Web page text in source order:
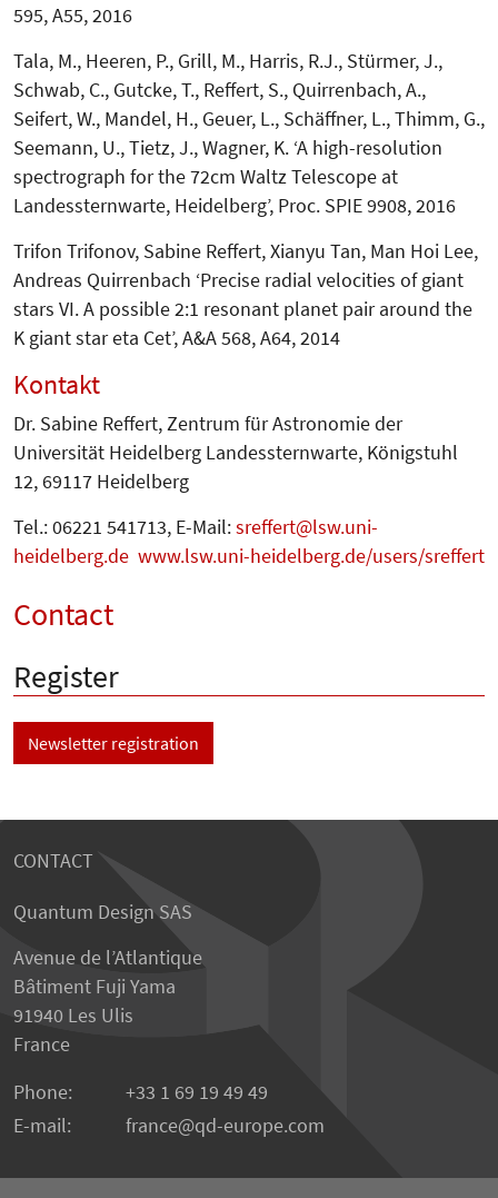
595, A55, 2016
Tala, M., Heeren, P., Grill, M., Harris, R.J., Stürmer, J.,
Schwab, C., Gutcke, T., Reffert, S., Quirrenbach, A.,
Seifert, W., Mandel, H., Geuer, L., Schäffner, L., Thimm, G.,
Seemann, U., Tietz, J., Wagner, K. ‘A high-resolution
spectrograph for the 72cm Waltz Telescope at
Landessternwarte, Heidelberg’, Proc. SPIE 9908, 2016
Trifon Trifonov, Sabine Reffert, Xianyu Tan, Man Hoi Lee,
Andreas Quirrenbach ‘Precise radial velocities of giant
stars VI. A possible 2:1 resonant planet pair around the
K giant star eta Cet’, A&A 568, A64, 2014
Kontakt
Dr. Sabine Reffert, Zentrum für Astro­nomie der
Universität Heidelberg Landessternwarte, Königstuhl
12, 69117 Heidelberg
Tel.: 06221 541713, E-Mail:sreffert
lsw.uni-
heidelberg.de www.lsw.uni-heidelberg.de/users/sreffert
Contact
Register
Newsletter registration
CONTACT
Quantum Design SAS
Avenue de l’Atlantique
Bâtiment Fuji Yama
91940 Les Ulis
France
Phone:
+33 1 69 19 49 49
E-mail:
france qd-europe.com